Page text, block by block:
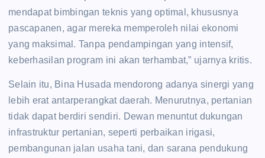
mendapat bimbingan teknis yang optimal, khususnya
pascapanen, agar mereka memperoleh nilai ekonomi
yang maksimal. Tanpa pendampingan yang intensif,
keberhasilan program ini akan terhambat,” ujarnya kritis.
Selain itu, Bina Husada mendorong adanya sinergi yang
lebih erat antarperangkat daerah. Menurutnya, pertanian
tidak dapat berdiri sendiri. Dewan menuntut dukungan
infrastruktur pertanian, seperti perbaikan irigasi,
pembangunan jalan usaha tani, dan sarana pendukung